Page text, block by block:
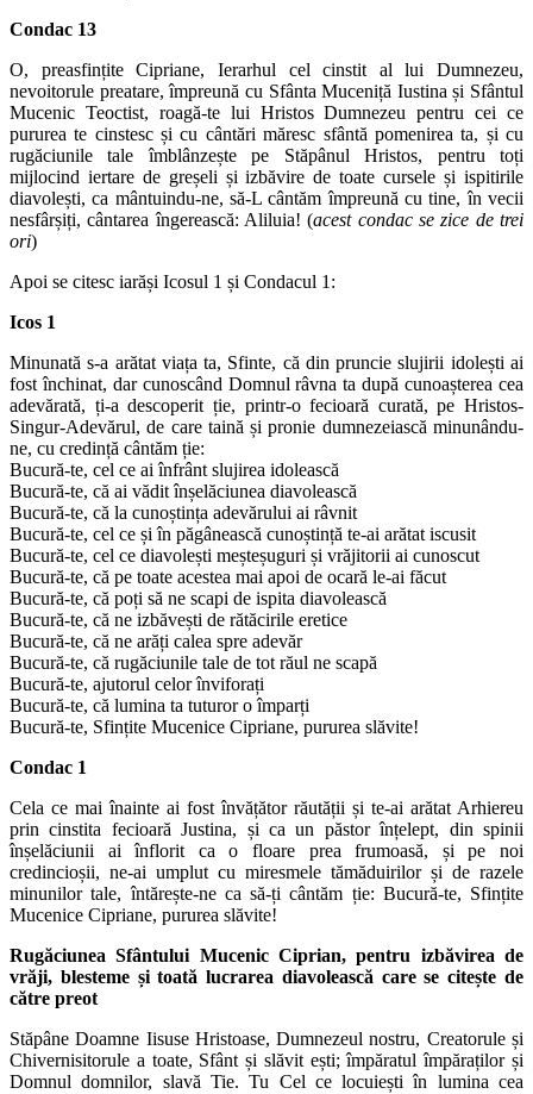
Condac 13
O, preasfințite Cipriane, Ierarhul cel cinstit al lui Dumnezeu,
nevoitorule preatare, împreună cu Sfânta Muceniță Iustina și Sfântul
Mucenic Teoctist, roagă-te lui Hristos Dumnezeu pentru cei ce
pururea te cinstesc și cu cântări măresc sfântă pomenirea ta, și cu
rugăciunile tale îmblânzește pe Stăpânul Hristos, pentru toți
mijlocind iertare de greșeli și izbăvire de toate cursele și ispitirile
diavolești, ca mântuindu-ne, să-L cântăm împreună cu tine, în vecii
nesfârșiți, cântarea îngerească: Aliluia! (acest condac se zice de trei
ori)
Apoi se citesc iarăși Icosul 1 și Condacul 1:
Icos 1
Minunată s-a arătat viața ta, Sfinte, că din pruncie slujirii idolești ai
fost închinat, dar cunoscând Domnul râvna ta după cunoașterea cea
adevărată, ți-a descoperit ție, printr-o fecioară curată, pe Hristos-
Singur-Adevărul, de care taină și pronie dumnezeiască minunându-
ne, cu credință cântăm ție:
Bucură-te, cel ce ai înfrânt slujirea idolească
Bucură-te, că ai vădit înșelăciunea diavolească
Bucură-te, că la cunoștința adevărului ai râvnit
Bucură-te, cel ce și în păgânească cunoștință te-ai arătat iscusit
Bucură-te, cel ce diavolești meșteșuguri și vrăjitorii ai cunoscut
Bucură-te, că pe toate acestea mai apoi de ocară le-ai făcut
Bucură-te, că poți să ne scapi de ispita diavolească
Bucură-te, că ne izbăvești de rătăcirile eretice
Bucură-te, că ne arăți calea spre adevăr
Bucură-te, că rugăciunile tale de tot răul ne scapă
Bucură-te, ajutorul celor înviforați
Bucură-te, că lumina ta tuturor o împarți
Bucură-te, Sfințite Mucenice Cipriane, pururea slăvite!
Condac 1
Cela ce mai înainte ai fost învățător răutății și te-ai arătat Arhiereu
prin cinstita fecioară Justina, și ca un păstor înțelept, din spinii
înșelăciunii ai înflorit ca o floare prea frumoasă, și pe noi
credincioșii, ne-ai umplut cu miresmele tămăduirilor și de razele
minunilor tale, întărește-ne ca să-ți cântăm ție: Bucură-te, Sfințite
Mucenice Cipriane, pururea slăvite!
Rugăciunea Sfântului Mucenic Ciprian, pentru izbăvirea de
vrăji, blesteme și toată lucrarea diavolească care se citește de
către preot
Stăpâne Doamne Iisuse Hristoase, Dumnezeul nostru, Creatorule și
Chivernisitorule a toate, Sfânt și slăvit ești; împăratul împăraților și
Domnul domnilor, slavă Tie. Tu Cel ce locuiești în lumina cea